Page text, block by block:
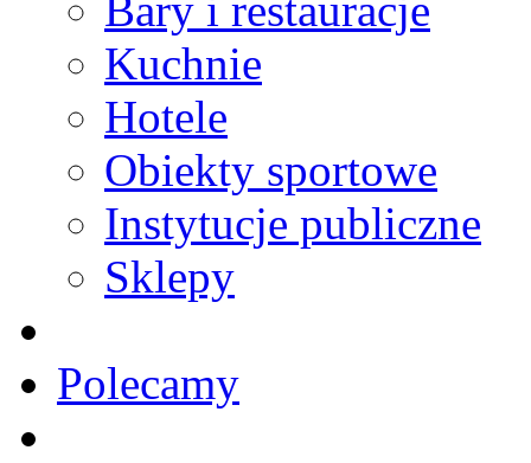
Kuchnie
Hotele
Obiekty sportowe
Instytucje publiczne
Sklepy
Polecamy